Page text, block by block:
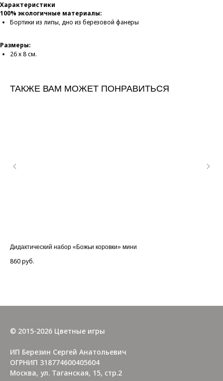
Характеристики
100% экологичные материалы:
Бортики из липы, дно из березовой фанеры
Размеры:
26 х 8 см.
ТАКЖЕ ВАМ МОЖЕТ ПОНРАВИТЬСЯ
Дидактический набор «Божьи коровки» мини
860руб.
© 2015-2026 Цветные игры
ИП Березин Сергей Анатольевич
ОГРНИП 318774600405604
Москва, ул. Таганская, 15, стр.2